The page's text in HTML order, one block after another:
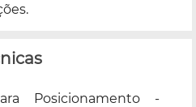
Posicionamento -